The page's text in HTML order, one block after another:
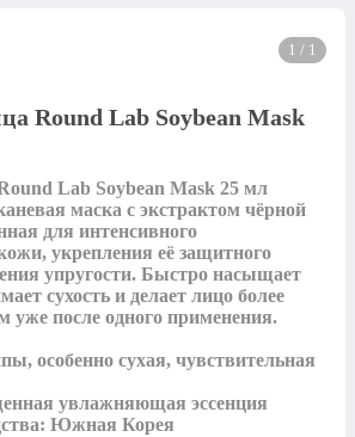
1 / 1
Round Lab Soybean Mask
Lab Soybean Mask 25 мл
маска с экстрактом чёрной
для интенсивного
укрепления её защитного
упругости. Быстро насыщает
сухость и делает лицо более
уже после одного применения.
особенно сухая, чувствительная
увлажняющая эссенция
Южная Корея